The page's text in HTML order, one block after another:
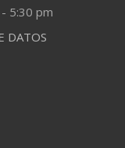
5:30 pm
DATOS